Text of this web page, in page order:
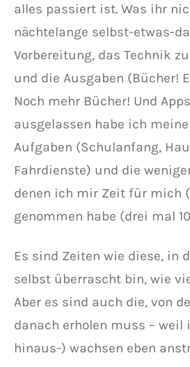
alles passiert ist. Was ihr
nächtelange selbst-etwas-
Vorbereitung, das Technik
und die Ausgaben (Bücher!
Noch mehr Bücher! Und
ausgelassen habe ich
Aufgaben (Schulanfang,
Fahrdienste) und die
denen ich mir Zeit für mich
genommen habe (drei mal
Es sind Zeiten wie diese, in
selbst überrascht bin, wie
Aber es sind auch die, von
danach erholen muss –
hinaus-) wachsen eben